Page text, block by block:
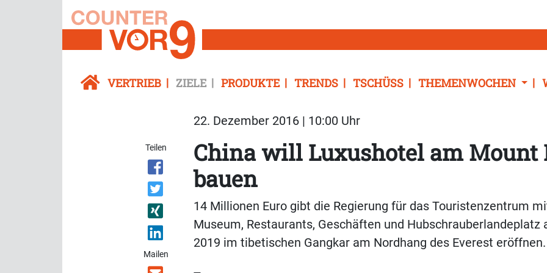
VERTRIEB ZIELE PRODUKTE TRENDS TSCHÜSS THEMENWOCHEN
22. Dezember 2016 | 10:00 Uhr
Teilen
Mailen
China will Luxushotel am Mount
bauen
14 Millionen Euro gibt die Regierung für das Touristenzentrum
Museum, Restaurants, Geschäften und Hubschrauberlandeplatz
2019 im tibetischen Gangkar am Nordhang des Everest